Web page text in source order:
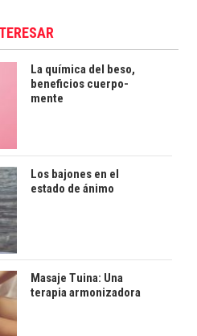
La química del beso,
beneficios cuerpo-
mente
Los bajones en el
estado de ánimo
Masaje Tuina: Una
terapia armonizadora